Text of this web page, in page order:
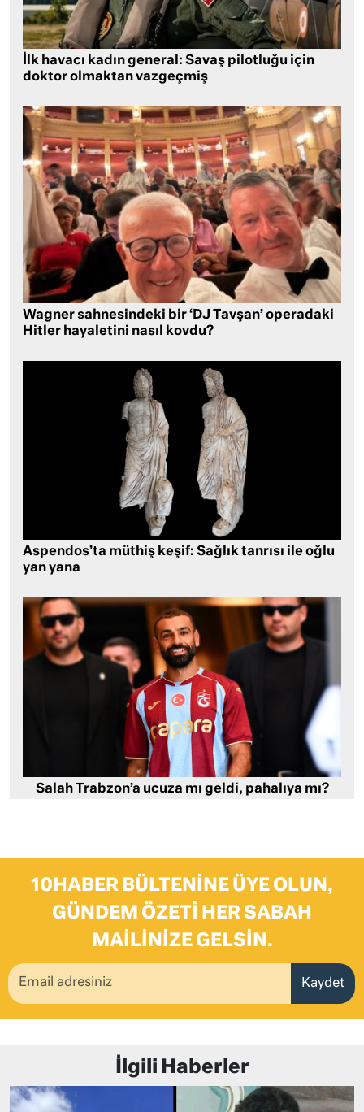
İlk havacı kadın general: Savaş pilotluğu için
doktor olmaktan vazgeçmiş
Wagner sahnesindeki bir ‘DJ Tavşan’ operadaki
Hitler hayaletini nasıl kovdu?
Aspendos’ta müthiş keşif: Sağlık tanrısı ile oğlu
yan yana
Salah Trabzon’a ucuza mı geldi, pahalıya mı?
10HABER BÜLTENINE ÜYE OLUN,
GÜNDEM ÖZETI HER SABAH
MAILINIZE GELSIN.
Kaydet
İlgili Haberler